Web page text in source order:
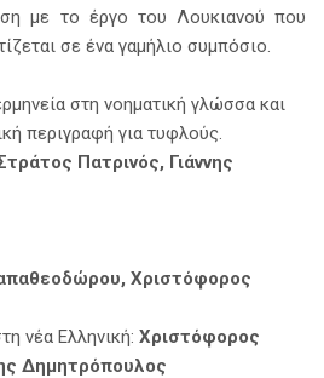
με το έργο του Λουκιανού που
σε ένα γαμήλιο συμπόσιο.
στη νοηματική γλώσσα και
περιγραφή για τυφλούς.
Πατρινός, Γιάννης
Χριστόφορος
νέα Ελληνική: Χριστόφορος
Δημητρόπουλος